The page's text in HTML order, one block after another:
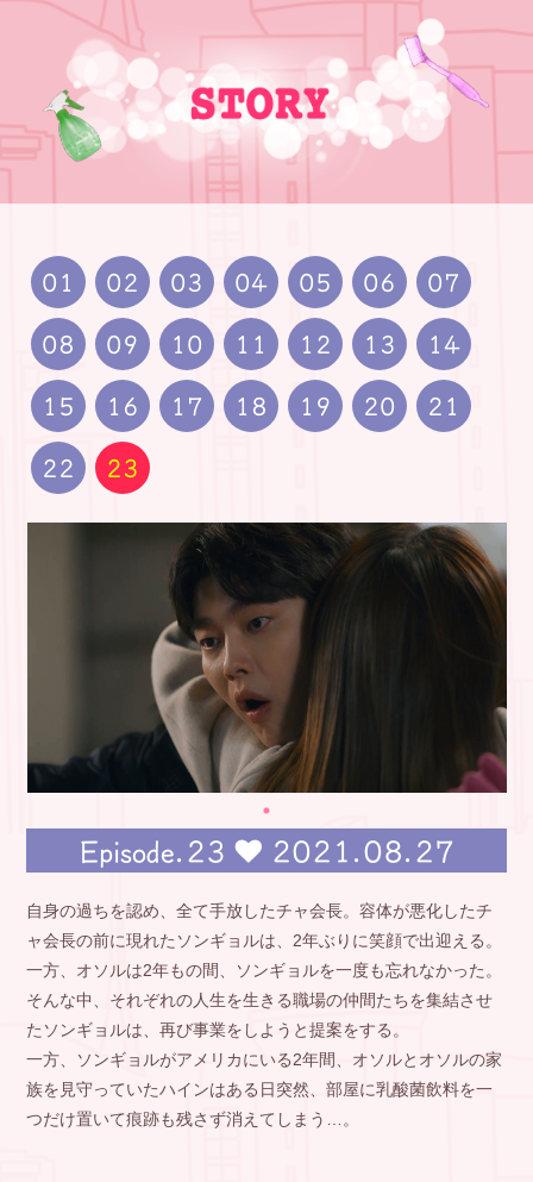
01 02 03 04 05 06
07
08
09 10 11 12 13
14
15
16 17 18 19 20
21
22
23
Episode.23 2021.08.27
自身の過ちを認め、全て手放したチャ会長。容体が悪化したチ
ャ会長の前に現れたソンギョルは、2年ぶりに笑顔で出迎える。
一方、オソルは2年もの間、ソンギョルを一度も忘れなかった。
そんな中、それぞれの人生を生きる職場の仲間たちを集結させ
たソンギョルは、再び事業をしようと提案をする。
一方、ソンギョルがアメリカにいる2年間、オソルとオソルの家
族を見守っていたハインはある日突然、部屋に乳酸菌飲料を一
つだけ置いて痕跡も残さず消えてしまう…。